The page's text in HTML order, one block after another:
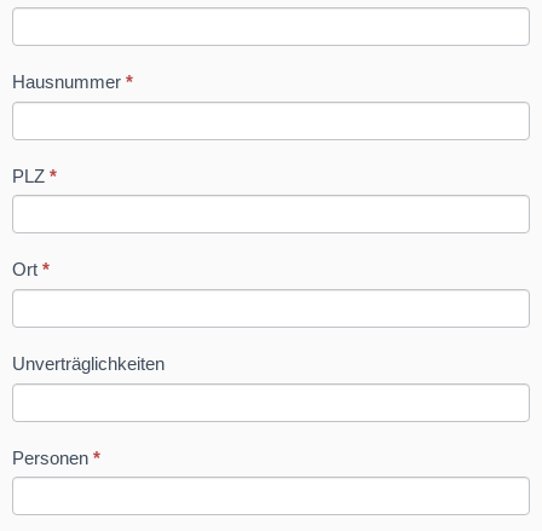
Hausnummer *
PLZ *
Ort *
Unverträglichkeiten
Personen *